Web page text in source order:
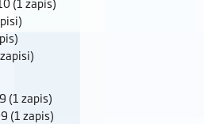
(1 zapis)
(1 zapis)